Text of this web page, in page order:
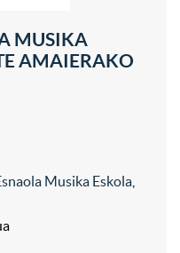
MUSIKA
AMAIERAKO
Musika Eskola